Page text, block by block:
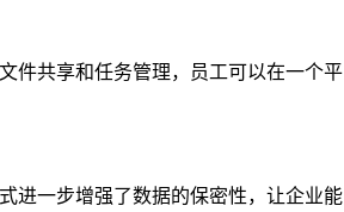
件共享和任务管理，员工可以在一个平
进一步增强了数据的保密性，让企业能